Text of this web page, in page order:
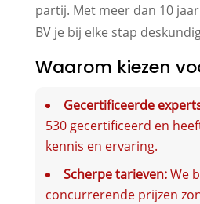
partij. Met meer dan 10
BV je bij elke stap
Waarom kiezen
Gecertificeerde
530 gecertificeerd en
kennis en ervaring.
Scherpe tarieven:We
concurrerende prijzen